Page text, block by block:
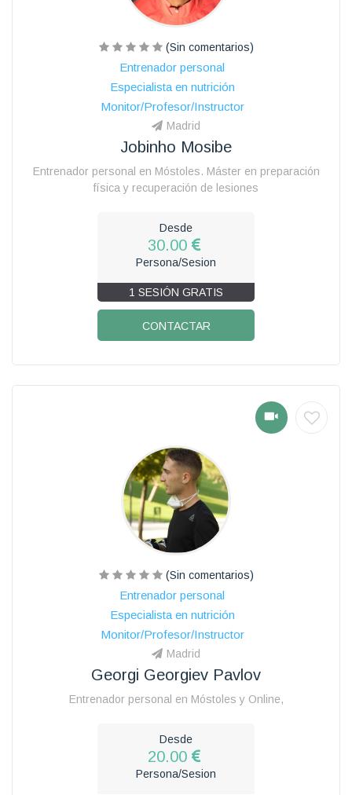
(Sin comentarios)
Entrenador personal
Especialista en nutrición
Monitor/Profesor/Instructor
Madrid
Jobinho Mosibe
Entrenador personal en Móstoles. Máster en preparación
física y recuperación de lesiones
Desde
30.00
Persona/Sesion
1 SESIÓN GRATIS
CONTACTAR
(Sin comentarios)
Entrenador personal
Especialista en nutrición
Monitor/Profesor/Instructor
Madrid
Georgi Georgiev Pavlov
Entrenador personal en Móstoles y Online,
Desde
20.00
Persona/Sesion